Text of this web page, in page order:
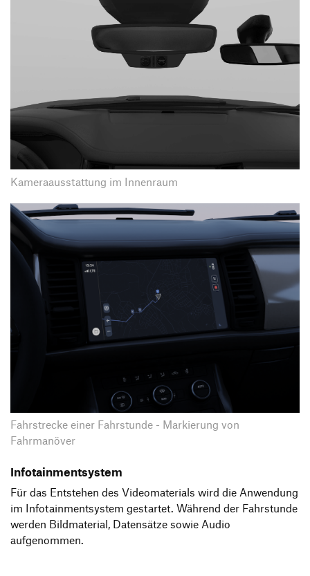
Kameraausstattung im Innenraum
Fahrstrecke einer Fahrstunde - Markierung von
Fahrmanöver
Infotainmentsystem
Für das Entstehen des Videomaterials wird die Anwendung
im Infotainmentsystem gestartet. Während der Fahrstunde
werden Bildmaterial, Datensätze sowie Audio
aufgenommen.